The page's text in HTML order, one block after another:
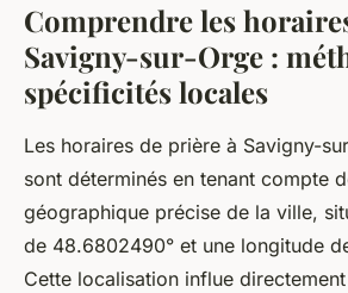
Comprendre les
Savigny-sur-Orge :
spécificités locales
Les horaires de prière à Savigny-
sont déterminés en tenant compte
géographique précise de la ville,
de 48.6802490° et une longitude
Cette localisation influe